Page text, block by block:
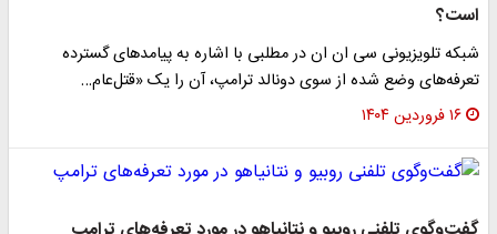
است؟
شبکه تلویزیونی سی ان ان در مطلبی با اشاره به پیامدهای گسترده
تعرفه‌های وضع شده از سوی دونالد ترامپ، آن را یک «قتل‌عام…
۱۶ فروردین ۱۴۰۴